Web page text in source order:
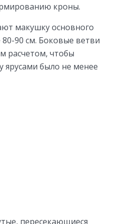
кроны.
макушку основного
90 см. Боковые ветви
расчетом, чтобы
ярусами было не менее
пересекающиеся